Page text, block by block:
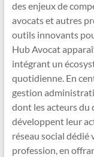
des enjeux de
avocats et autres
outils innovants
Hub Avocat
intégrant un
quotidienne. En
gestion
dont les acteurs du
développent leur
réseau social
profession, en